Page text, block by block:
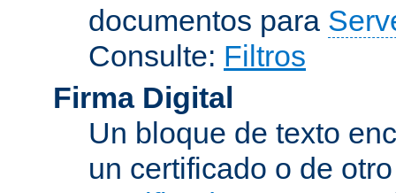
documentos para
Consulte: Filtros
Firma Digital
Un bloque de texto
un certificado o de